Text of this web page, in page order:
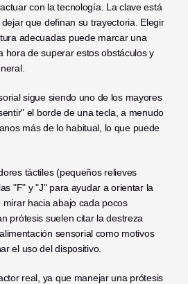
con la tecnología. La clave está
que definan su trayectoria. Elegir
adecuadas puede marcar una
hora de superar estos obstáculos y
sigue siendo uno de los mayores
el borde de una tecla, a menudo
más de lo habitual, lo que puede
táctiles (pequeños relieves
"F" y "J" para ayudar a orientar la
hacia abajo cada pocos
prótesis suelen citar la destreza
sensorial como motivos
el uso del dispositivo.
real, ya que manejar una prótesis